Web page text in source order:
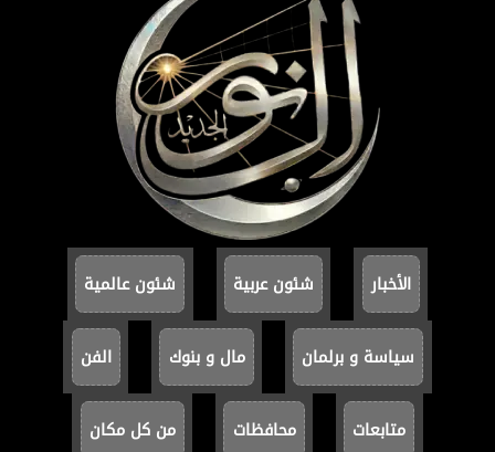
الأخبار شئون عربية شئون عالمية
سياسة و برلمان مال و بنوك الفن
متابعات محافظات من كل مكان